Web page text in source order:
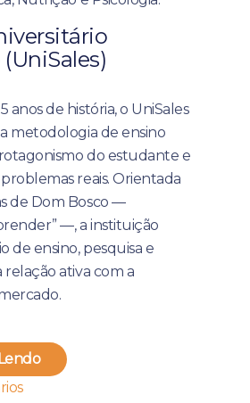
anos de história, o UniSales
metodologia de ensino
do estudante e
reais. Orientada
de Dom Bosco —
—, a instituição
de ensino, pesquisa e
relação ativa com a